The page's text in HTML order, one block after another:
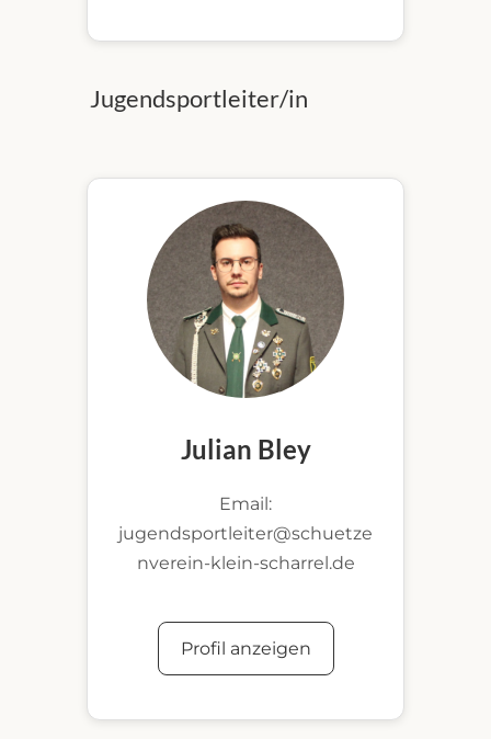
Jugendsportleiter/in
Julian Bley
Email:
jugendsportleiter@schuetze
nverein-klein-scharrel.de
Profil anzeigen